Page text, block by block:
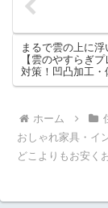
まるで雲の上に
【雲のやすらぎ
対策！凹凸加工・
ホーム
おしゃれ家具・イ
どこよりもお安く